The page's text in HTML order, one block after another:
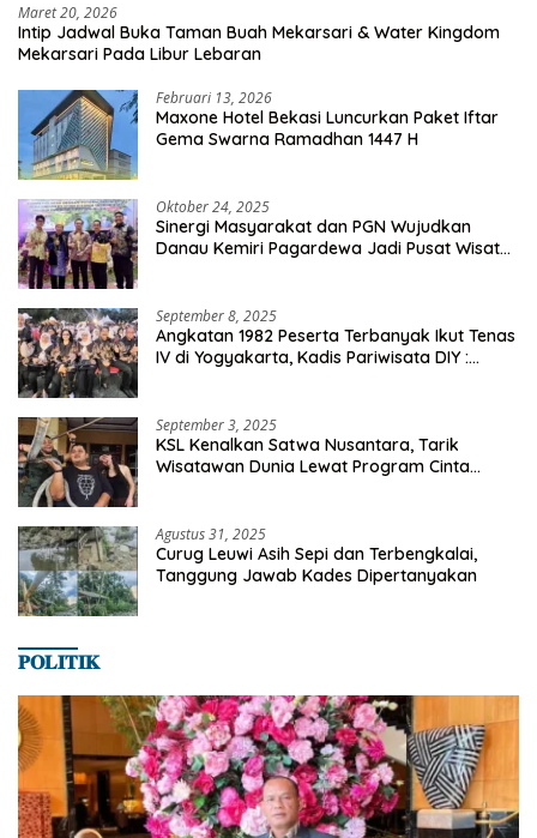
Maret 20, 2026
Intip Jadwal Buka Taman Buah Mekarsari & Water Kingdom
Mekarsari Pada Libur Lebaran
Februari 13, 2026
Maxone Hotel Bekasi Luncurkan Paket Iftar
Gema Swarna Ramadhan 1447 H
Oktober 24, 2025
Sinergi Masyarakat dan PGN Wujudkan
Danau Kemiri Pagardewa Jadi Pusat Wisata
September 8, 2025
Angkatan 1982 Peserta Terbanyak Ikut Tenas
IV di Yogyakarta, Kadis Pariwisata DIY :
September 3, 2025
KSL Kenalkan Satwa Nusantara, Tarik
Wisatawan Dunia Lewat Program Cinta
Agustus 31, 2025
Curug Leuwi Asih Sepi dan Terbengkalai,
Tanggung Jawab Kades Dipertanyakan
𝐏𝐎𝐋𝐈𝐓𝐈𝐊